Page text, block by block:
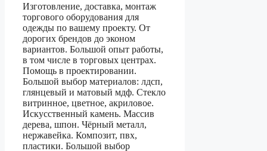
Изготовление, доставка, монтаж
торгового оборудования для
одежды по вашему проекту. От
дорогих брендов до эконом
вариантов. Большой опыт работы,
в том числе в торговых центрах.
Помощь в проектировании.
Большой выбор материалов: лдсп,
глянцевый и матовый мдф. Стекло
витринное, цветное, акриловое.
Искусственный камень. Массив
дерева, шпон. Чёрный металл,
нержавейка. Композит, пвх,
пластики. Большой выбор